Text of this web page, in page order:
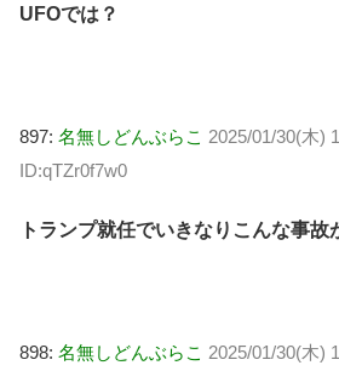
UFOでは？
897: 名無しどんぶらこ 2025/01/30(木)
ID:qTZr0f7w0
トランプ就任でいきなりこんな事故
898: 名無しどんぶらこ 2025/01/30(木)